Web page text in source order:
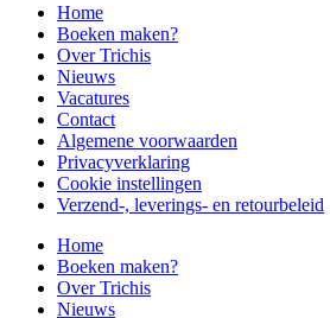
Home
Boeken maken?
Over Trichis
Nieuws
Vacatures
Contact
Algemene voorwaarden
Privacyverklaring
Cookie instellingen
Verzend-, leverings- en retourbeleid
Home
Boeken maken?
Over Trichis
Nieuws